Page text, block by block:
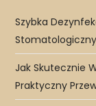
Szybka
Jak Skutecznie
Praktyczny